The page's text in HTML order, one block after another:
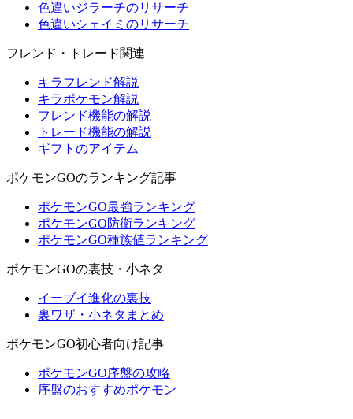
色違いジラーチのリサーチ
色違いシェイミのリサーチ
フレンド・トレード関連
キラフレンド解説
キラポケモン解説
フレンド機能の解説
トレード機能の解説
ギフトのアイテム
ポケモンGOのランキング記事
ポケモンGO最強ランキング
ポケモンGO防衛ランキング
ポケモンGO種族値ランキング
ポケモンGOの裏技・小ネタ
イーブイ進化の裏技
裏ワザ・小ネタまとめ
ポケモンGO初心者向け記事
ポケモンGO序盤の攻略
序盤のおすすめポケモン